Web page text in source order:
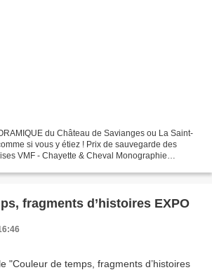
du Château de Savianges ou La Saint-
si vous y étiez ! Prix de sauvegarde des
VMF - Chayette & Cheval Monographie
fragments d’histoires EXPO